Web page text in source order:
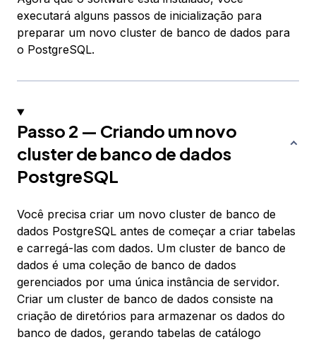
executará alguns passos de inicialização para
preparar um novo cluster de banco de dados para
o PostgreSQL.
Passo 2 — Criando um novo
cluster de banco de dados
PostgreSQL
Você precisa criar um novo cluster de banco de
dados PostgreSQL antes de começar a criar tabelas
e carregá-las com dados. Um cluster de banco de
dados é uma coleção de banco de dados
gerenciados por uma única instância de servidor.
Criar um cluster de banco de dados consiste na
criação de diretórios para armazenar os dados do
banco de dados, gerando tabelas de catálogo